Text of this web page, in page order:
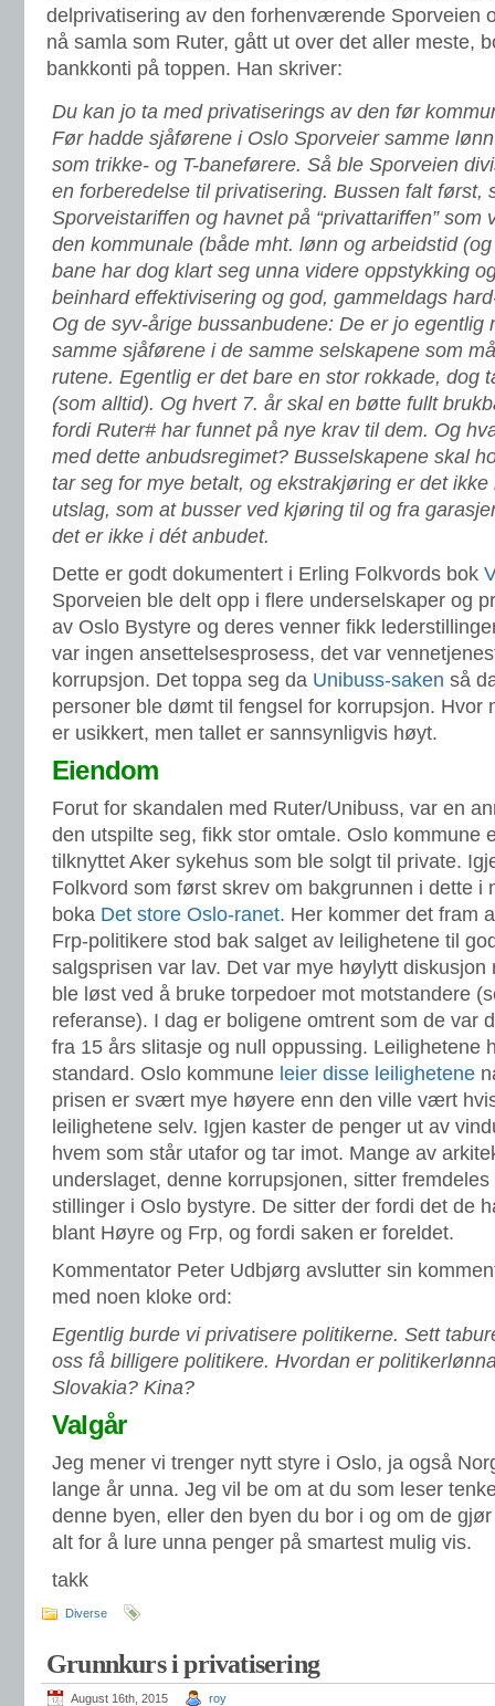
delprivatisering av den forhenværende Sporveien
nå samla som Ruter, gått ut over det aller meste,
bankkonti på toppen. Han skriver:
Du kan jo ta med privatiserings av den før
Før hadde sjåførene i Oslo Sporveier samme
som trikke- og T-baneførere. Så ble Sporveien
en forberedelse til privatisering. Bussen falt først,
Sporveistariffen og havnet på “privattariffen” som
den kommunale (både mht. lønn og arbeidstid
bane har dog klart seg unna videre oppstykking
beinhard effektivisering og god, gammeldags
Og de syv-årige bussanbudene: De er jo egentlig
samme sjåførene i de samme selskapene som
rutene. Egentlig er det bare en stor rokkade, dog
(som alltid). Og hvert 7. år skal en bøtte fullt
fordi Ruter# har funnet på nye krav til dem. Og
med dette anbudsregimet? Busselskapene skal
tar seg for mye betalt, og ekstrakjøring er det
utslag, som at busser ved kjøring til og fra
det er ikke i dét anbudet.
Dette er godt dokumentert i Erling Folkvords bok
Sporveien ble delt opp i flere underselskaper og
av Oslo Bystyre og deres venner fikk
var ingen ansettelsesprosess, det var
korrupsjon. Det toppa seg da Unibuss-saken så
personer ble dømt til fengsel for korrupsjon. Hvor
er usikkert, men tallet er sannsynligvis høyt.
Eiendom
Forut for skandalen med Ruter/Unibuss, var en
den utspilte seg, fikk stor omtale. Oslo kommune
tilknyttet Aker sykehus som ble solgt til private.
Folkvord som først skrev om bakgrunnen i dette i
boka Det store Oslo-ranet. Her kommer det fram
Frp-politikere stod bak salget av leilighetene til
salgsprisen var lav. Det var mye høylytt diskusjon
ble løst ved å bruke torpedoer mot motstandere
referanse). I dag er boligene omtrent som de var
fra 15 års slitasje og null oppussing. Leilighetene
standard. Oslo kommune leier disse leilighetene
prisen er svært mye høyere enn den ville vært
leilighetene selv. Igjen kaster de penger ut av
hvem som står utafor og tar imot. Mange av
underslaget, denne korrupsjonen, sitter
stillinger i Oslo bystyre. De sitter der fordi det de
blant Høyre og Frp, og fordi saken er foreldet.
Kommentator Peter Udbjørg avslutter sin
med noen kloke ord:
Egentlig burde vi privatisere politikerne. Sett
oss få billigere politikere. Hvordan er
Slovakia? Kina?
Valgår
Jeg mener vi trenger nytt styre i Oslo, ja også
lange år unna. Jeg vil be om at du som leser
denne byen, eller den byen du bor i og om de
alt for å lure unna penger på smartest mulig vis.
takk
Diverse
Grunnkurs i privatisering
August 16th, 2015 roy